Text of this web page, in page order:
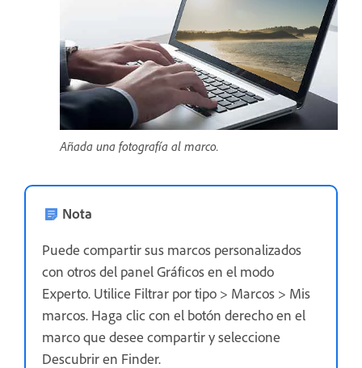
Añada una fotografía al marco.
Nota
Puede compartir sus marcos personalizados
con otros del panel Gráficos en el modo
Experto. Utilice Filtrar por tipo > Marcos > Mis
marcos. Haga clic con el botón derecho en el
marco que desee compartir y seleccione
Descubrir en Finder.